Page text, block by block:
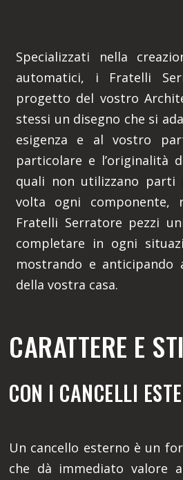
Specializzati nella
automatici, i Fratelli
progetto del vostro
stessi un disegno che si
esigenza e al vostro
particolare e l’originalità
quali non utilizzano parti
volta ogni componente,
Fratelli Serratore pezzi
completare in ogni
mostrando e anticipando
della vostra casa.
CARATTERE E
CON I CANCELLI
Un cancello esterno è un
che dà immediato valore